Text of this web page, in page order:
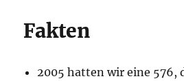
Fakten
2005 hatten wir eine 576,